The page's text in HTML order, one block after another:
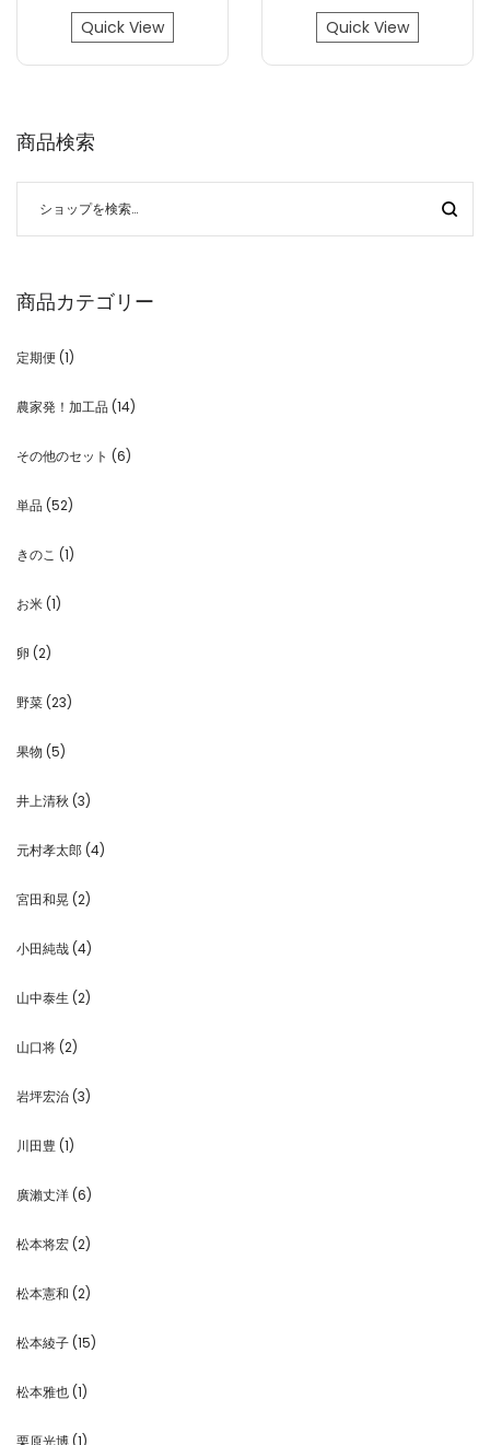
Quick View Quick View
商品検索
商品カテゴリー
定期便 (1)
農家発！加工品 (14)
その他のセット (6)
単品 (52)
きのこ (1)
お米 (1)
卵 (2)
野菜 (23)
果物 (5)
井上清秋 (3)
元村孝太郎 (4)
宮田和晃 (2)
小田純哉 (4)
山中泰生 (2)
山口将 (2)
岩坪宏治 (3)
川田豊 (1)
廣瀨丈洋 (6)
松本将宏 (2)
松本憲和 (2)
松本綾子 (15)
松本雅也 (1)
栗原光博 (1)